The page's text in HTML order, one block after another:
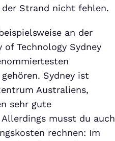
Strand nicht fehlen.
an der
of Technology Sydney
Sydney ist
Australiens,
sehr gute
musst du auch
rechnen: Im